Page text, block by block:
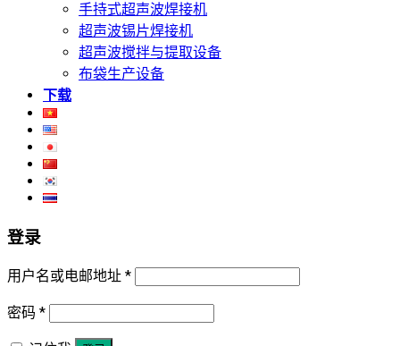
手持式超声波焊接机
超声波锡片焊接机
超声波搅拌与提取设备
布袋生产设备
下载
登录
用户名或电邮地址 *
密码 *